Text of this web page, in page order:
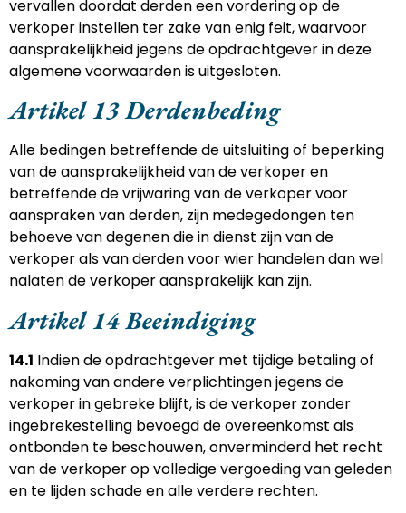
vervallen doordat derden een vordering op de
verkoper instellen ter zake van enig feit, waarvoor
aansprakelijkheid jegens de opdrachtgever in deze
algemene voorwaarden is uitgesloten.
Artikel 13 Derdenbeding
Alle bedingen betreffende de uitsluiting of beperking
van de aansprakelijkheid van de verkoper en
betreffende de vrijwaring van de verkoper voor
aanspraken van derden, zijn medegedongen ten
behoeve van degenen die in dienst zijn van de
verkoper als van derden voor wier handelen dan wel
nalaten de verkoper aansprakelijk kan zijn.
Artikel 14 Beeindiging
14.1 Indien de opdrachtgever met tijdige betaling of
nakoming van andere verplichtingen jegens de
verkoper in gebreke blijft, is de verkoper zonder
ingebrekestelling bevoegd de overeenkomst als
ontbonden te beschouwen, onverminderd het recht
van de verkoper op volledige vergoeding van geleden
en te lijden schade en alle verdere rechten.